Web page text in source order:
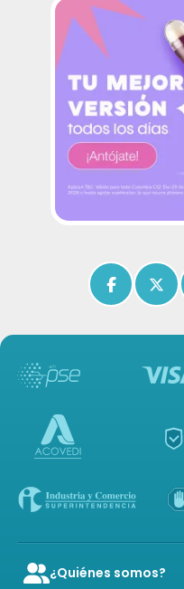
Icon of
Icon of user-group
¿Quiénes somos?